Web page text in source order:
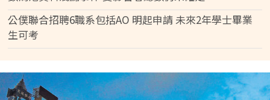
公僕聯合招聘6職系包括AO 明起申請 未來2年學士畢業
生可考